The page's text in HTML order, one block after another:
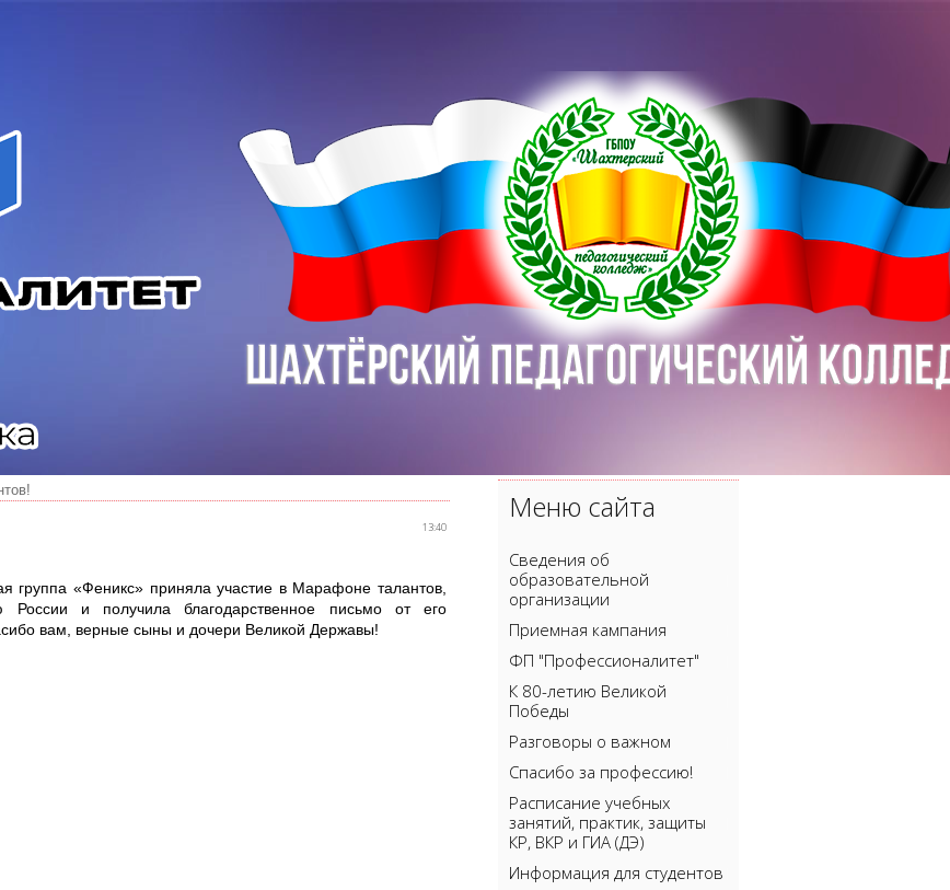
13:40
группа «Феникс» приняла участие в Марафоне талантов,
России и получила благодарственное письмо от его
вам, верные сыны и дочери Великой Державы!
Меню сайта
Сведения об
образовательной
организации
Приемная кампания
ФП "Профессионалитет"
К 80-летию Великой
Победы
Разговоры о важном
Спасибо за профессию!
Расписание учебных
занятий, практик, защиты
КР, ВКР и ГИА (ДЭ)
Информация для студентов